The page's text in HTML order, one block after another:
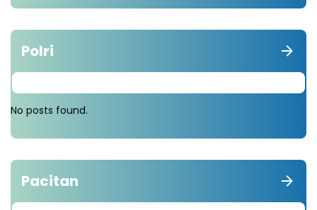
Polri
No posts found.
Pacitan